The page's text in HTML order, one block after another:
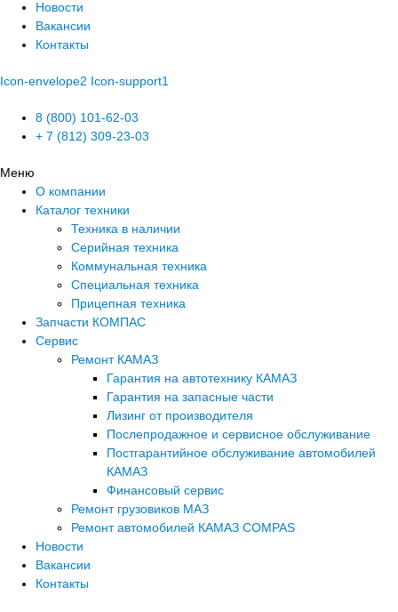
Новости
Вакансии
Контакты
Icon-envelope2 Icon-support1
8 (800) 101-62-03
+ 7 (812) 309-23-03
Меню
О компании
Каталог техники
Техника в наличии
Серийная техника
Коммунальная техника
Специальная техника
Прицепная техника
Запчасти КОМПАС
Сервис
Ремонт КАМАЗ
Гарантия на автотехнику КАМАЗ
Гарантия на запасные части
Лизинг от производителя
Послепродажное и сервисное обслуживание
Постгарантийное обслуживание автомобилей
КАМАЗ
Финансовый сервис
Ремонт грузовиков МАЗ
Ремонт автомобилей КАМАЗ COMPAS
Новости
Вакансии
Контакты